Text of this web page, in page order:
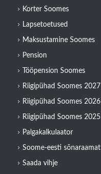
Korter Soomes
Lapsetoetused
Maksustamine Soomes
Pension
Tööpension Soomes
Riigipühad Soomes 2027
Riigipühad Soomes 2026
Riigipühad Soomes 2025
Palgakalkulaator
Soome-eesti sõnaraamat
Saada vihje